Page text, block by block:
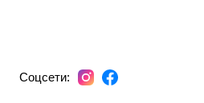
Соцсети: